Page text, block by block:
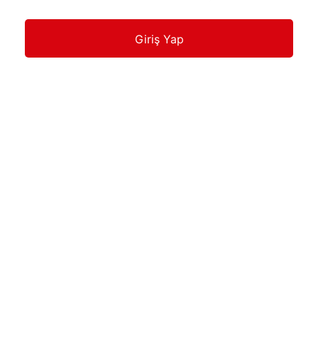
Giriş Yap